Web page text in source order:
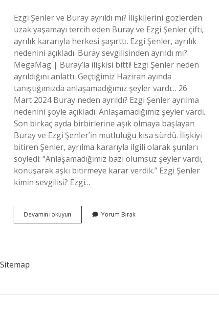
Ezgi Şenler ve Buray ayrıldı mı? İlişkilerini gözlerden
uzak yaşamayı tercih eden Buray ve Ezgi Şenler çifti,
ayrılık kararıyla herkesi şaşırttı. Ezgi Şenler, ayrılık
nedenini açıkladı. Buray sevgilisinden ayrıldı mı?
MegaMag | Buray’la ilişkisi bitti! Ezgi Şenler neden
ayrıldığını anlattı: Geçtiğimiz Haziran ayında
tanıştığımızda anlaşamadığımız şeyler vardı… 26
Mart 2024 Buray neden ayrıldı? Ezgi Şenler ayrılma
nedenini şöyle açıkladı: Anlaşamadığımız şeyler vardı.
Son birkaç ayda birbirlerine aşık olmaya başlayan
Buray ve Ezgi Şenler’in mutluluğu kısa sürdü. İlişkiyi
bitiren Şenler, ayrılma kararıyla ilgili olarak şunları
söyledi: “Anlaşamadığımız bazı olumsuz şeyler vardı,
konuşarak aşkı bitirmeye karar verdik.” Ezgi Şenler
kimin sevgilisi? Ezgi…
Devamını okuyun
Sevgilisi
Yorum Bırak
Sitemap